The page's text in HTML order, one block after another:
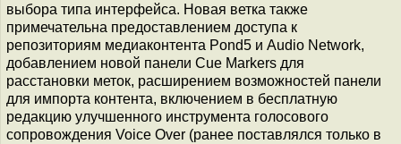
выбора типа интерфейса. Новая ветка также
примечательна предоставлением доступа к
репозиториям медиаконтента Pond5 и Audio Network,
добавлением новой панели Cue Markers для
расстановки меток, расширением возможностей панели
для импорта контента, включением в бесплатную
редакцию улучшенного инструмента голосового
сопровождения Voice Over (ранее поставлялся только в